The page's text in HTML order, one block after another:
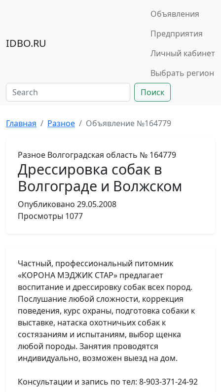
IDBO.RU
Объявления
Предприятия
Личный кабинет
Выбрать регион
Поиск
Главная Разное Объявление №164779
Разное Волгоградская область № 164779
Дрессировка собак в
Волгограде и Волжском
Опубликовано 29.05.2008
Просмотры 1077
Частный, профессиональный питомник
«КОРОНА МЭДЖИК СТАР» предлагает
воспитание и дрессировку собак всех пород.
Послушание любой сложности, коррекция
поведения, курс охраны, подготовка собаки к
выставке, натаска охотничьих собак к
состязаниям и испытаниям, выбор щенка
любой породы. Занятия проводятся
индивидуально, возможен выезд на дом.
Консультации и запись по тел: 8-903-371-24-92